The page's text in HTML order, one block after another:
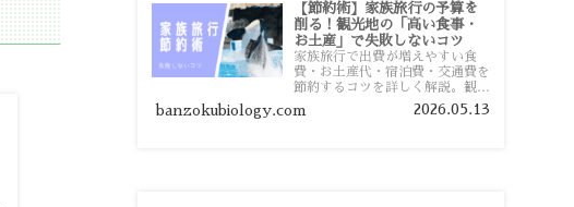
【節約術】家族旅行の予算を
削る！観光地の「高い食事・
お土産」で失敗しないコツ
家族旅行で出費が増えやすい食
費・お土産代・宿泊費・交通費を
節約するコツを詳しく解説。観光
地価格を避ける方法や、早割・ス
ーパー活用術、予算管理のポイン
banzokubiology.com 2026.05.13